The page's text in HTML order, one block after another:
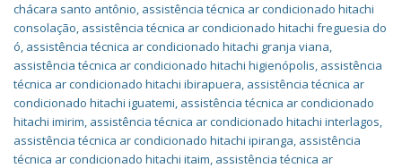
chácara santo antônio, assistência técnica ar condicionado hitachi
consolação, assistência técnica ar condicionado hitachi freguesia do
ó, assistência técnica ar condicionado hitachi granja viana,
assistência técnica ar condicionado hitachi higienópolis, assistência
técnica ar condicionado hitachi ibirapuera, assistência técnica ar
condicionado hitachi iguatemi, assistência técnica ar condicionado
hitachi imirim, assistência técnica ar condicionado hitachi interlagos,
assistência técnica ar condicionado hitachi ipiranga, assistência
técnica ar condicionado hitachi itaim, assistência técnica ar